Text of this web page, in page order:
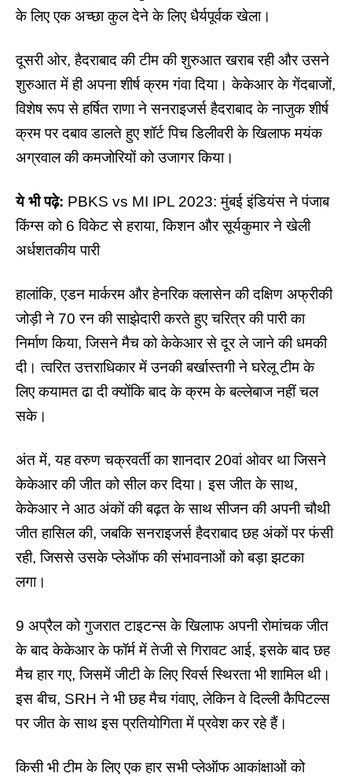
के लिए एक अच्छा कुल देने के लिए धैर्यपूर्वक खेला।
दूसरी ओर, हैदराबाद की टीम की शुरुआत खराब रही और उसने
शुरुआत में ही अपना शीर्ष क्रम गंवा दिया। केकेआर के गेंदबाजों,
विशेष रूप से हर्षित राणा ने सनराइजर्स हैदराबाद के नाजुक शीर्ष
क्रम पर दबाव डालते हुए शॉर्ट पिच डिलीवरी के खिलाफ मयंक
अग्रवाल की कमजोरियों को उजागर किया।
ये भी पढ़े: PBKS vs MI IPL 2023: मुंबई इंडियंस ने पंजाब
किंग्स को 6 विकेट से हराया, किशन और सूर्यकुमार ने खेली
अर्धशतकीय पारी
हालांकि, एडन मार्करम और हेनरिक क्लासेन की दक्षिण अफ्रीकी
जोड़ी ने 70 रन की साझेदारी करते हुए चरित्र की पारी का
निर्माण किया, जिसने मैच को केकेआर से दूर ले जाने की धमकी
दी। त्वरित उत्तराधिकार में उनकी बर्खास्तगी ने घरेलू टीम के
लिए कयामत ढा दी क्योंकि बाद के क्रम के बल्लेबाज नहीं चल
सके।
अंत में, यह वरुण चक्रवर्ती का शानदार 20वां ओवर था जिसने
केकेआरकी जीत को सील कर दिया। इस जीत के साथ,
केकेआर ने आठ अंकों की बढ़त के साथ सीजन की अपनी चौथी
जीत हासिल की, जबकि सनराइजर्स हैदराबाद छह अंकों पर फंसी
रही, जिससे उसके प्लेऑफ की संभावनाओं को बड़ा झटका
लगा।
9 अप्रैल को गुजरात टाइटन्स के खिलाफ अपनी रोमांचक जीत
के बाद केकेआर के फॉर्म में तेजी से गिरावट आई, इसके बाद छह
मैच हार गए, जिसमें जीटी के लिए रिवर्स स्थिरता भी शामिल थी।
इस बीच, SRH ने भी छह मैच गंवाए, लेकिन वेदिल्ली कैपिटल्स
पर जीत के साथ इस प्रतियोगिता में प्रवेश कर रहे हैं।
किसी भी टीम के लिए एक हार सभी प्लेऑफ आकांक्षाओं को